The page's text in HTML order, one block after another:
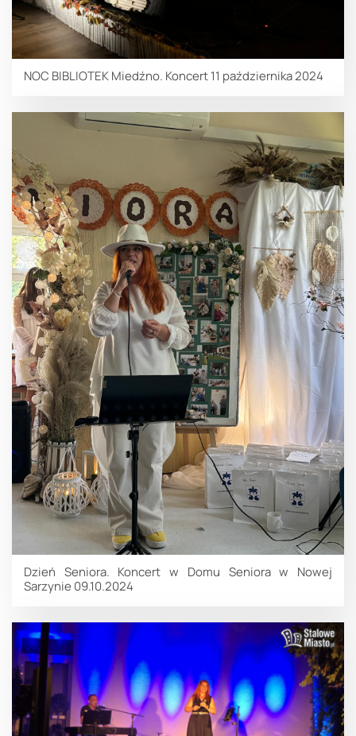
NOC BIBLIOTEK Miedźno. Koncert 11 października 2024
Dzień Seniora. Koncert w Domu Seniora w Nowej
Sarzynie 09.10.2024